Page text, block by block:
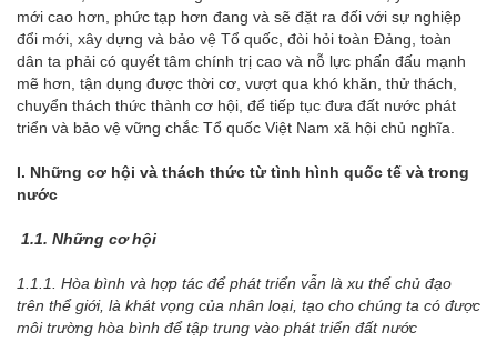
mới cao hơn, phức tạp hơn đang và sẽ đặt ra đối với sự nghiệp
đổi mới, xây dựng và bảo vệ Tổ quốc, đòi hỏi toàn Đảng, toàn
dân ta phải có quyết tâm chính trị cao và nỗ lực phấn đấu mạnh
mẽ hơn, tận dụng được thời cơ, vượt qua khó khăn, thử thách,
chuyển thách thức thành cơ hội, để tiếp tục đưa đất nước phát
triển và bảo vệ vững chắc Tổ quốc Việt Nam xã hội chủ nghĩa.
I. Những cơ hội và thách thức từ tình hình quốc tế và trong
nước
1.1. Những cơ hội
1.1.1. Hòa bình và hợp tác để phát triển vẫn là xu thế chủ đạo
trên thể giới, là khát vọng của nhân loại, tạo cho chúng ta có được
môi trường hòa bình để tập trung vào phát triển đất nước